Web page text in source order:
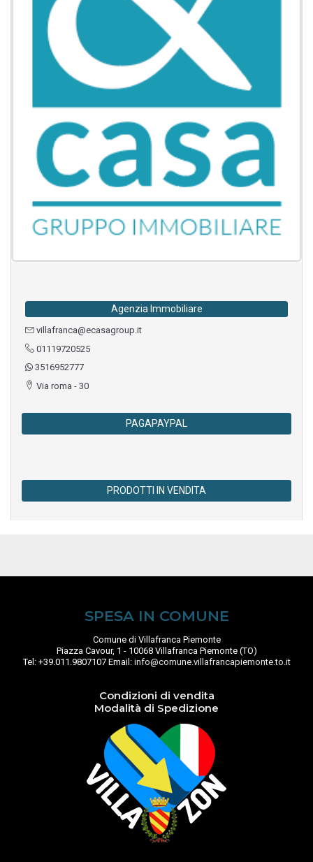
Agenzia Immobiliare
villafranca@ecasagroup.it
01119720525
3516952777
Via roma - 30
PAGAPAYPAL
PRODOTTI IN VENDITA
SPESA IN COMUNE
Comune di Villafranca Piemonte
Piazza Cavour, 1 - 10068 Villafranca Piemonte (TO)
Tel: +39.011.9807107 Email: info@comune.villafrancapiemonte.to.it
Condizioni di vendita
Modalità di Spedizione